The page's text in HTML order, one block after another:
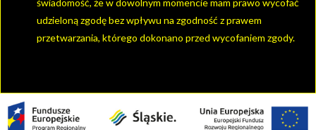
udzieloną zgodę bez wpływu na zgodność z prawem
przetwarzania, którego dokonano przed wycofaniem zgody.